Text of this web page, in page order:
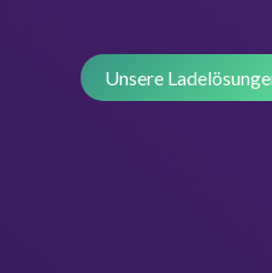
Unsere